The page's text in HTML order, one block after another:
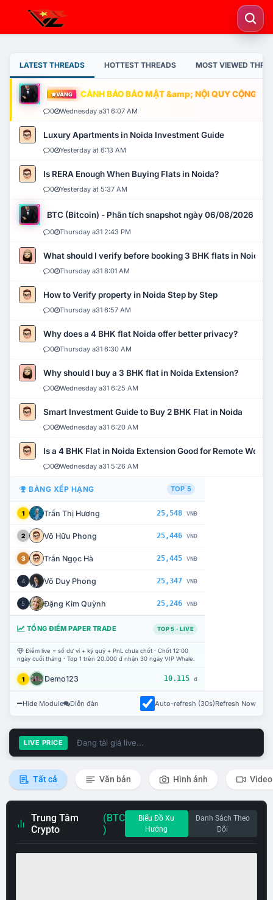
LATEST THREADS HOTTEST THREADS MOST VIEWED
VÀNG CẢNH BÁO BẢO MẬT &amp; NỘI QUY CỘNG
0 Wednesday a31 6:07 AM
Luxury Apartments in Noida Investment Guide
0 Yesterday at 6:13 AM
Is RERA Enough When Buying Flats in Noida?
0 Yesterday at 5:37 AM
BTC (Bitcoin) - Phân tích snapshot ngày 06/08/2026
0 Thursday a31 2:43 PM
What should I verify before booking 3 BHK flats in Noida?
0 Thursday a31 8:01 AM
How to Verify property in Noida Step by Step
0 Thursday a31 6:57 AM
Why does a 4 BHK flat Noida offer better privacy?
0 Thursday a31 6:30 AM
Why should I buy a 3 BHK flat in Noida Extension?
0 Wednesday a31 6:25 AM
Smart Investment Guide to Buy 2 BHK Flat in Noida
0 Wednesday a31 6:20 AM
Is a 4 BHK Flat in Noida Extension Good for Remote Work?
0 Wednesday a31 5:26 AM
BẢNG XẾP HẠNG TOP 5
1 Trần Thị Hương 25,548 VNĐ
2 Võ Hữu Phong 25,446 VNĐ
3 Trần Ngọc Hà 25,445 VNĐ
4 Võ Duy Phong 25,347 VNĐ
5 Đặng Kim Quỳnh 25,246 VNĐ
TỔNG ĐIỂM PAPER TRADE TOP 5 · LIVE
Điểm live = số dư ví + ký quỹ + PnL chưa chốt · Chốt 12:00
ngày cuối tháng · Top 1 trên 20.000 đ nhận 30 ngày VIP Whale.
1 Demo123 10.115 đ
Hide Module Diễn đàn Auto-refresh (30s)Refresh Now
LIVE PRICE Đang tải giá live...
Tất cả Văn bản Hình ảnh Video
Trung Tâm
Crypto
(BTC
)
Biểu Đồ Xu
Hướng
Danh Sách Theo
Dõi